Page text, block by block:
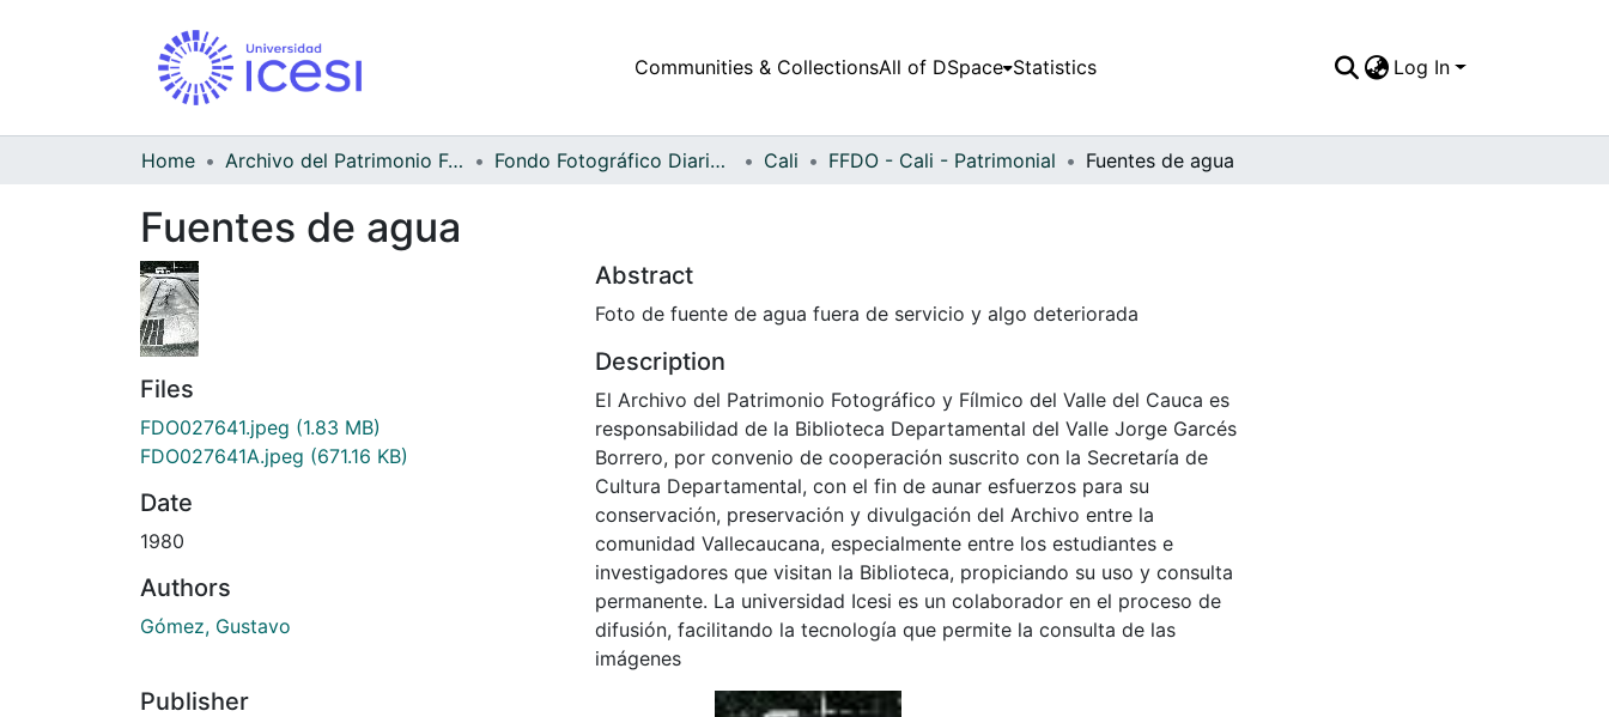
Communities & CollectionsAll of DSpace Statistics Log In
Home Archivo del Patrimonio Fotográfico y Fílmico del Valle del Cauca Fondo Fotográfico Diario Occidente Cali FFDO - Cali - Patrimonial Fuentes de agua
Fuentes de agua
Files
FDO027641.jpeg (1.83 MB)
FDO027641A.jpeg (671.16 KB)
Date
1980
Authors
Gómez, Gustavo
Publisher
Abstract
Foto de fuente de agua fuera de servicio y algo deteriorada
Description
El Archivo del Patrimonio Fotográfico y Fílmico del Valle del Cauca es
responsabilidad de la Biblioteca Departamental del Valle Jorge Garcés
Borrero, por convenio de cooperación suscrito con la Secretaría de
Cultura Departamental, con el fin de aunar esfuerzos para su
conservación, preservación y divulgación del Archivo entre la
comunidad Vallecaucana, especialmente entre los estudiantes e
investigadores que visitan la Biblioteca, propiciando su uso y consulta
permanente. La universidad Icesi es un colaborador en el proceso de
difusión, facilitando la tecnología que permite la consulta de las
imágenes